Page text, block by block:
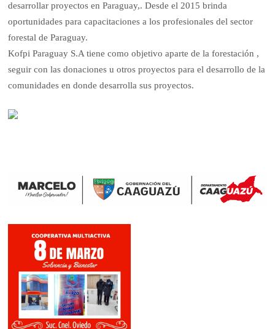
desarrollar proyectos en Paraguay,. Desde el 2015 brinda
oportunidades para capacitaciones a los profesionales del sector
forestal de Paraguay.
Kofpi Paraguay S.A tiene como objetivo aparte de la forestación ,
seguir con las donaciones u otros proyectos para el desarrollo de la
comunidades en donde desarrolla sus proyectos.